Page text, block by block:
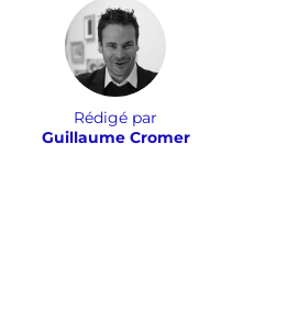
Rédigé par
Guillaume Cromer